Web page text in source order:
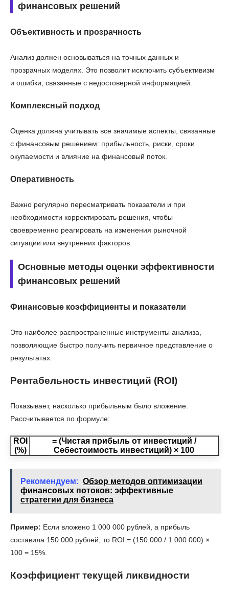
финансовых решений
Объективность и прозрачность
Анализ должен основываться на точных данных и
прозрачных моделях. Это позволит исключить субъективизм
и ошибки, связанные с недостоверной информацией.
Комплексный подход
Оценка должна учитывать все значимые аспекты, связанные
с финансовым решением: прибыльность, риски, сроки
окупаемости и влияние на финансовый поток.
Оперативность
Важно регулярно пересматривать показатели и при
необходимости корректировать решения, чтобы
своевременно реагировать на изменения рыночной
ситуации или внутренних факторов.
Основные методы оценки эффективности
финансовых решений
Финансовые коэффициенты и показатели
Это наиболее распространенные инструменты анализа,
позволяющие быстро получить первичное представление о
результатах.
Рентабельность инвестиций (ROI)
Показывает, насколько прибыльным было вложение.
Рассчитывается по формуле:
ROI
(%)
= (Чистая прибыль от инвестиций /
Себестоимость инвестиций) × 100
Рекомендуем: Обзор методов оптимизации
финансовых потоков: эффективные
стратегии для бизнеса
Пример: Если вложено 1 000 000 рублей, а прибыль
составила 150 000 рублей, то ROI = (150 000 / 1 000 000) ×
100 = 15%.
Коэффициент текущей ликвидности